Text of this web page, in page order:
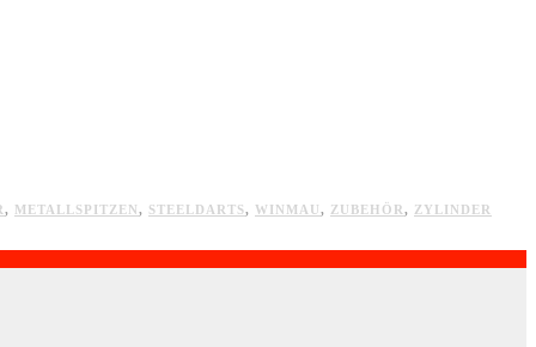
, METALLSPITZEN, STEELDARTS, WINMAU, ZUBEHÖR, ZYLINDER